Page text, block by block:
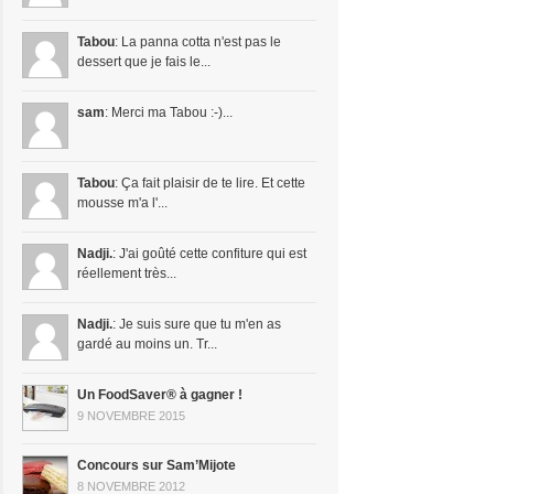
Tabou: La panna cotta n'est pas le
dessert que je fais le...
sam: Merci ma Tabou :-)...
Tabou: Ça fait plaisir de te lire. Et cette
mousse m'a l'...
Nadji.: J'ai goûté cette confiture qui est
réellement très...
Nadji.: Je suis sure que tu m'en as
gardé au moins un. Tr...
Un FoodSaver® à gagner !
9 NOVEMBRE 2015
Concours sur Sam’Mijote
8 NOVEMBRE 2012